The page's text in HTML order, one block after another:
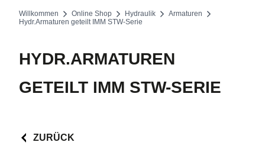
Willkommen Online Shop Hydraulik
Armaturen
Hydr.Armaturen geteilt IMM STW-Serie
HYDR.ARMATUREN
GETEILT IMM STW-SERIE
ZURÜCK